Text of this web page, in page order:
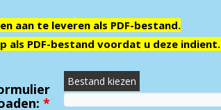
aan te leveren als PDF-bestand.
als PDF-bestand voordat u deze indient.
*
Bestand kiezen